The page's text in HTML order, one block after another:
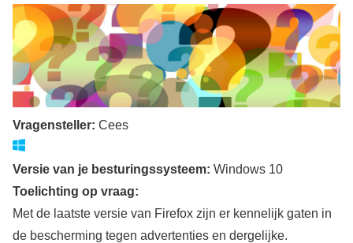
Vragensteller: Cees
Versie van je besturingssysteem: Windows 10
Toelichting op vraag:
Met de laatste versie van Firefox zijn er kennelijk gaten in
de bescherming tegen advertenties en dergelijke.